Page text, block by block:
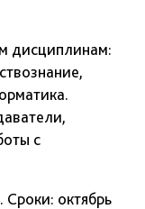
дисциплинам:
с
октябрь